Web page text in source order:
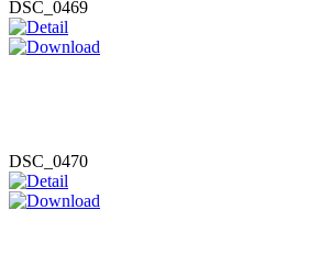
DSC_0469
DSC_0470